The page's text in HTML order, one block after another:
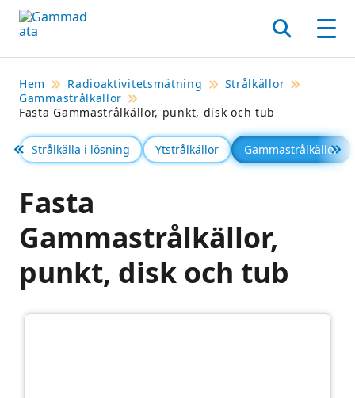
Hoppa
till
Sök
Hem Radioaktivitetsmätning
Strålkällor
Gammastrålkällor
Fasta Gammastrålkällor, punkt, disk och tub
Strålkälla i lösning Ytstrålkällor Gammastrålkällor
Föregående Se
Fasta
Gammastrålkällor,
punkt, disk och tub